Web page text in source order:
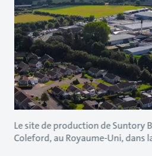
Le site de production de Suntory
Coleford, au Royaume-Uni, dans